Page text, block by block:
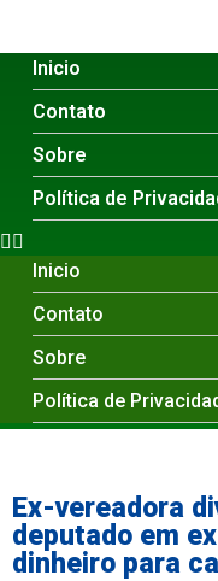
Inicio
Contato
Sobre
Política de
Inicio
Contato
Sobre
Política de
Ex-vereadora
deputado em
dinheiro para